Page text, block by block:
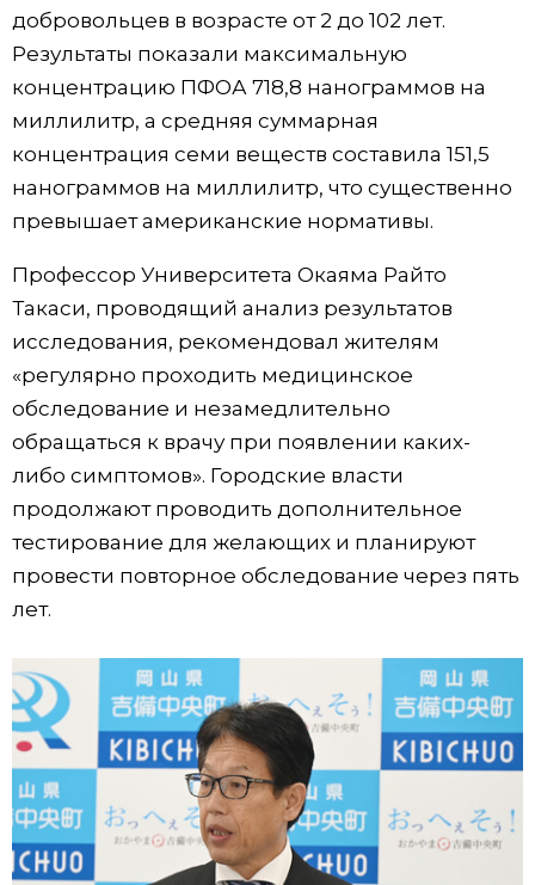
добровольцев в возрасте от 2 до 102 лет.
Результаты показали максимальную
концентрацию ПФОА 718,8 нанограммов на
миллилитр, а средняя суммарная
концентрация семи веществ составила 151,5
нанограммов на миллилитр, что существенно
превышает американские нормативы.
Профессор Университета Окаяма Райто
Такаси, проводящий анализ результатов
исследования, рекомендовал жителям
«регулярно проходить медицинское
обследование и незамедлительно
обращаться к врачу при появлении каких-
либо симптомов». Городские власти
продолжают проводить дополнительное
тестирование для желающих и планируют
провести повторное обследование через пять
лет.